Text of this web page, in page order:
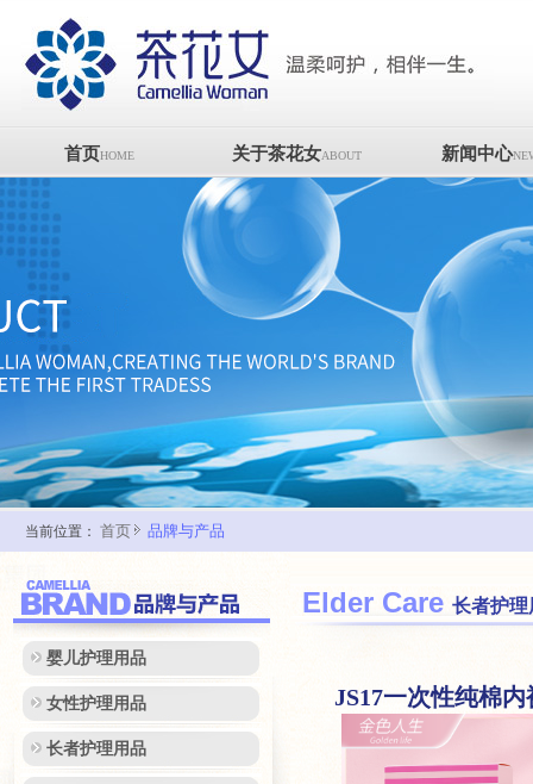
首页HOME 关于茶花女ABOUT 新闻中心
当前位置： 首页 品牌与产品
婴儿护理用品
女性护理用品
长者护理用品
Elder Care 长者护理
JS17一次性纯棉内